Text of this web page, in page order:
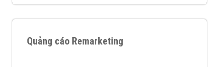
Quảng cáo Remarketing